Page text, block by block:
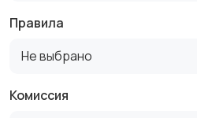
Правила
Не выбрано
Комиссия